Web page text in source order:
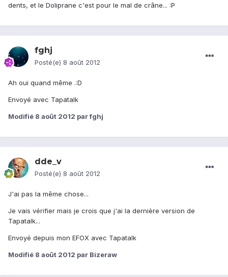
dents, et le Doliprane c'est pour le mal de crâne... :P
fghj
Posté(e) 8 août 2012
Ah oui quand même .:D
Envoyé avec Tapatalk
Modifié 8 août 2012 par fghj
dde_v
Posté(e) 8 août 2012
J'ai pas la même chose...
Je vais vérifier mais je crois que j'ai la dernière version de
Tapatalk...
Envoyé depuis mon EFOX avec Tapatalk
Modifié 8 août 2012 par Bizeraw